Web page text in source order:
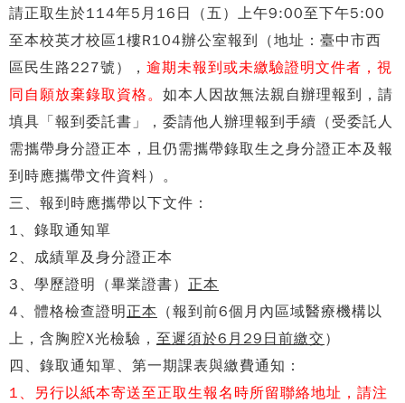
請正取生於114年5月16日（五）上午9:00至下午5:00
至本校英才校區1樓R104辦公室報到（地址：臺中市西
區民生路227號）， 逾期未報到或未繳驗證明文件者，視
同自願放棄錄取資格。 如本人因故無法親自辦理報到，請
填具「報到委託書」，委請他人辦理報到手續（受委託人
需攜帶身分證正本，且仍需攜帶錄取生之身分證正本及報
到時應攜帶文件資料）。
三、報到時應攜帶以下文件：
1、錄取通知單
2、成績單及身分證正本
3、學歷證明（畢業證書） 正本
4、體格檢查證明正本 （報到前6個月內區域醫療機構以
上，含胸腔X光檢驗， 至遲須於6月29日前繳交 ）
四、 錄取通知單、第一期課表與繳費通知：
1、 另行以紙本寄送至正取生報名時所留聯絡地址，請注